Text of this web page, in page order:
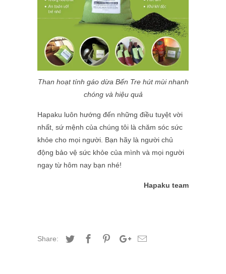
Than hoạt tính gáo dừa Bến Tre hút mùi nhanh
chóng và hiệu quả
Hapaku luôn hướng đến những điều tuyệt vời
nhất, sứ mệnh của chúng tôi là chăm sóc sức
khỏe cho mọi người. Bạn hãy là người chủ
động bảo vệ sức khỏe của mình và mọi người
ngay từ hôm nay bạn nhé!
Hapaku team
Share: